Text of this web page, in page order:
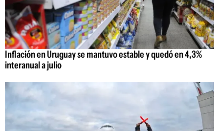
Inflación en Uruguay se mantuvo estable y quedó en 4,3%
interanual a julio